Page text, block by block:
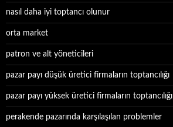
nasıl daha iyi toptancı olunur
orta market
patron ve alt yöneticileri
pazar payı düşük üretici firmaların toptancılığı
pazar payı yüksek üretici firmaların toptancılığı
perakende pazarında karşılaşılan problemler